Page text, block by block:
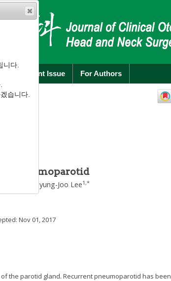
Current Issue For Authors
Pneumoparotid
Byung-Joo Lee1 ,*
Nov 01, 2017
the parotid gland. Recurrent pneumoparotid has
니다.
습니다.